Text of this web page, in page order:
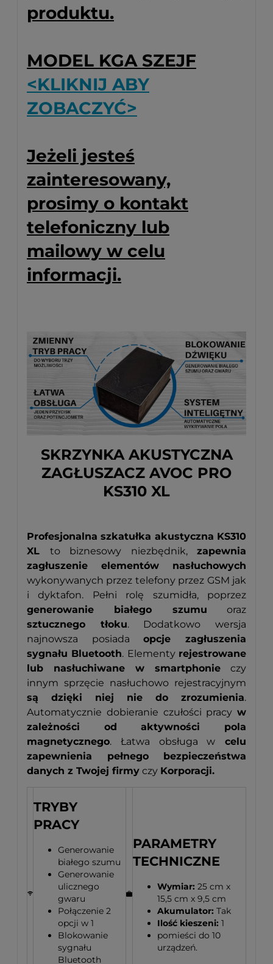
produktu.
MODEL KGA SZEJF
<KLIKNIJ ABY
ZOBACZYĆ>
Jeżeli jesteś
zainteresowany,
prosimy o kontakt
telefoniczny lub
mailowy w celu
informacji.
SKRZYNKA AKUSTYCZNA
ZAGŁUSZACZ AVOC PRO
KS310 XL
Profesjonalna szkatułka akustyczna KS310
XL to biznesowy niezbędnik, zapewnia
zagłuszenie elementów nasłuchowych
wykonywanych przez telefony przez GSM jak
i dyktafon. Pełni rolę szumidła, poprzez
generowanie białego szumu oraz
sztucznego tłoku. Dodatkowo wersja
najnowsza posiadaopcje zagłuszenia
sygnału Bluetooth. Elementy rejestrowane
lub nasłuchiwane w smartphonie czy
innym sprzęcie nasłuchowo rejestracyjnym
są dzięki niej nie do zrozumienia.
Automatycznie dobieranie czułości pracy w
zależności od aktywności pola
magnetycznego. Łatwa obsługa w celu
zapewnienia pełnego bezpieczeństwa
danych z Twojej firmy czy Korporacji.
TRYBY
PRACY
Generowanie
białego szumu
Generowanie
ulicznego
gwaru
Połączenie 2
opcji w 1
Blokowanie
sygnału
Bluetooth
PARAMETRY
TECHNICZNE
Wymiar: 25 cm x
15,5 cm x 9,5 cm
Akumulator: Tak
Ilość kieszeni: 1
pomieści do 10
urządzeń.